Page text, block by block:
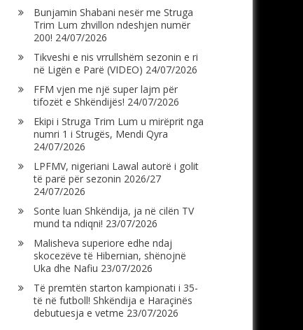
Bunjamin Shabani nesër me Struga
Trim Lum zhvillon ndeshjen numër
200! 24/07/2026
Tikveshi e nis vrrullshëm sezonin e ri
në Ligën e Parë (VIDEO) 24/07/2026
FFM vjen me një super lajm për
tifozët e Shkëndijës! 24/07/2026
Ekipi i Struga Trim Lum u mirëprit nga
numri 1 i Strugës, Mendi Qyra
24/07/2026
LPFMV, nigeriani Lawal autorë i golit
të parë për sezonin 2026/27
24/07/2026
Sonte luan Shkëndija, ja në cilën TV
mund ta ndiqni! 23/07/2026
Malisheva superiore edhe ndaj
skocezëve të Hibernian, shënojnë
Uka dhe Nafiu 23/07/2026
Të premtën starton kampionati i 35-
të në futboll! Shkëndija e Haraçinës
debutuesja e vetme 23/07/2026